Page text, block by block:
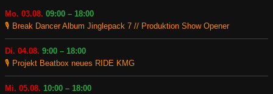
Mo. 03.08. 09:00 – 18:00
🎙️ Break Dancer Album Jinglepack 7 // Produktion Show Opener
Di. 04.08. 9:00 – 18:00
🎙️ Projekt Beatbox neues RIDE KMG
Mi. 05.08. 10:00 – 18:00